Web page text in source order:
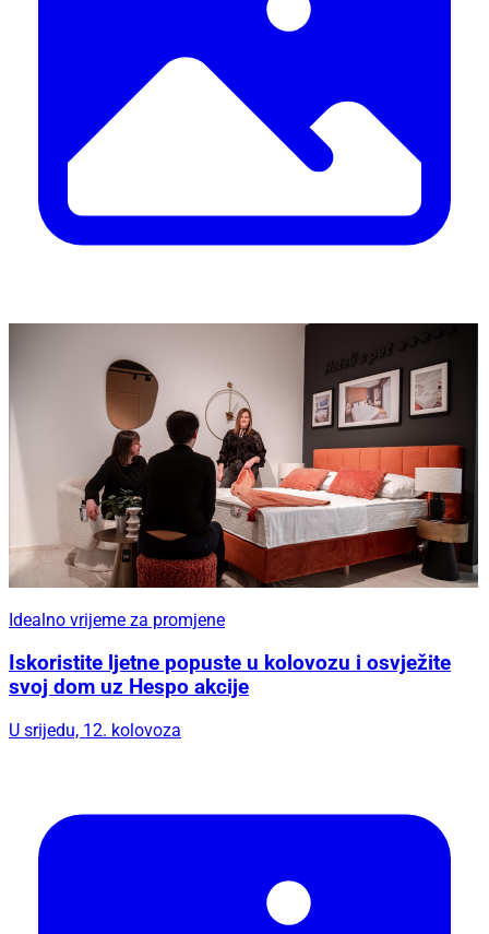
Idealno vrijeme za promjene
Iskoristite ljetne popuste u kolovozu i osvježite
svoj dom uz Hespo akcije
U srijedu, 12. kolovoza